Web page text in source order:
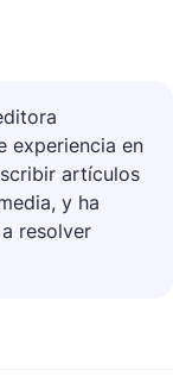
experiencia en
artículos
y ha
resolver